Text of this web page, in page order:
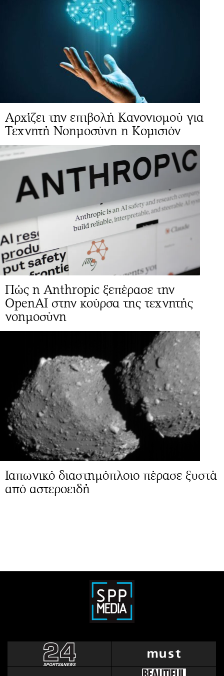
Αρχίζει την επιβολή Κανονισμού για
Τεχνητή Νοημοσύνη η Κομισιόν
Πώς η Anthropic ξεπέρασε την
OpenAI στην κούρσα της τεχνητής
νοημοσύνη
Ιαπωνικό διαστημόπλοιο πέρασε ξυστά
από αστεροειδή